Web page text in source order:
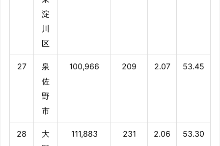
淀
川
区
27
泉
佐
野
市
100,966 209 2.07 53.45
28
大
111,883 231 2.06 53.30